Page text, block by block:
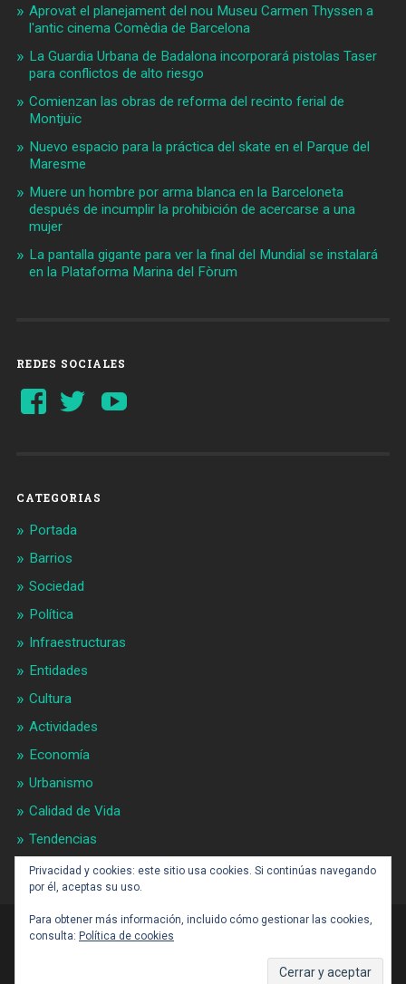
Aprovat el planejament del nou Museu Carmen Thyssen a
l'antic cinema Comèdia de Barcelona
La Guardia Urbana de Badalona incorporará pistolas Taser
para conflictos de alto riesgo
Comienzan las obras de reforma del recinto ferial de
Montjuïc
Nuevo espacio para la práctica del skate en el Parque del
Maresme
Muere un hombre por arma blanca en la Barceloneta
después de incumplir la prohibición de acercarse a una
mujer
La pantalla gigante para ver la final del Mundial se instalará
en la Plataforma Marina del Fòrum
REDES SOCIALES
Ver
perfil
Ver
perfil
CATEGORIAS
Portada
Barrios
Sociedad
Política
Infraestructuras
Entidades
Cultura
Actividades
Economía
Urbanismo
Calidad de Vida
Tendencias
Gran BCN
CONTACTO: BARCELONAALDIA21 (ARROBA)
Privacidad y cookies: este sitio usa cookies. Si continúas navegando
por él, aceptas su uso.
Para obtener más información, incluido cómo gestionar las cookies,
consulta: Política de cookies